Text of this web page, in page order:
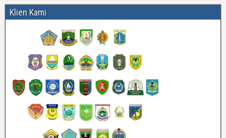
Klien Kami